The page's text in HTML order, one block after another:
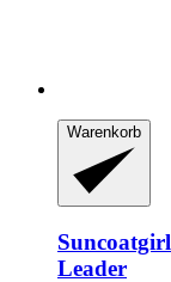
Warenkorb
Suncoatgirl
Leader